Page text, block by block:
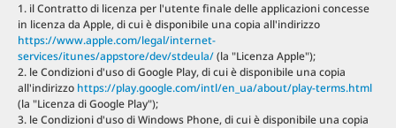
il Contratto di licenza per l'utente finale delle applicazioni concesse
in licenza da Apple, di cui è disponibile una copia all'indirizzo
https://www.apple.com/legal/internet-
services/itunes/appstore/dev/stdeula/(la "Licenza Apple");
le Condizioni d'uso di Google Play, di cui è disponibile una copia
all'indirizzo https://play.google.com/intl/en_ua/about/play-terms.html
(la "Licenza di Google Play");
le Condizioni d'uso di Windows Phone, di cui è disponibile una copia